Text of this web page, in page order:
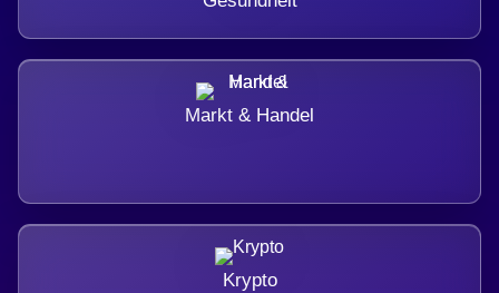
Markt & Handel
Krypto